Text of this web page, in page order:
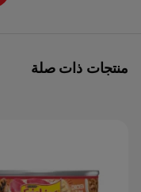
منتجات ذات صلة